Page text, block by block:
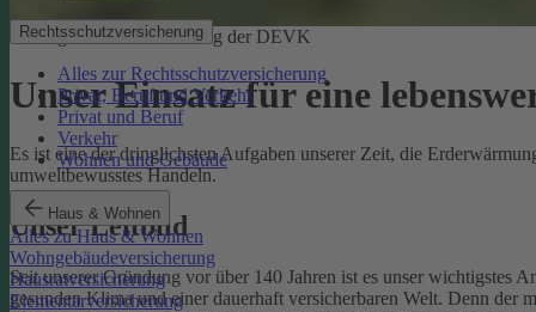
Rechtsschutzversicherung
Alles zur Rechtsschutzversicherung
Privat, Beruf und Verkehr
Privat und Beruf
Verkehr
Wohnen und Gebäude
Haus & Wohnen
Alles zu Haus & Wohnen
Wohngebäudeversicherung
Hausratversicherung
Elementarversicherung
Ökologische Verantwortung der DEVK
Unser Einsatz für eine
Es ist eine der dringlichsten Aufgaben unserer Zeit, die
umweltbewusstes Handeln.
Unser Leitbild
Seit unserer Gründung vor über 140 Jahren ist es unser wichtigstes
gesunden Klima und einer dauerhaft versicherbaren Welt. Denn der